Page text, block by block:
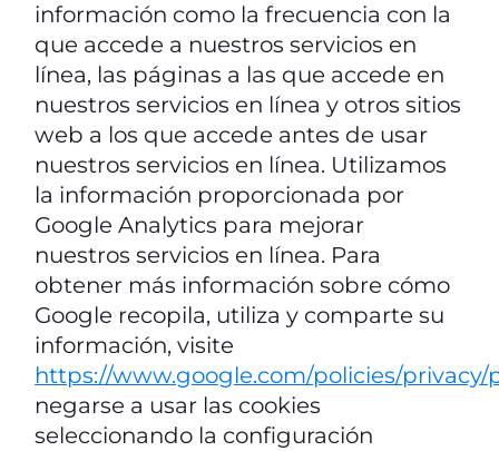
información como la frecuencia con la
que accede a nuestros servicios en
línea, las páginas a las que accede en
nuestros servicios en línea y otros sitios
web a los que accede antes de usar
nuestros servicios en línea. Utilizamos
la información proporcionada por
Google Analytics para mejorar
nuestros servicios en línea. Para
obtener más información sobre cómo
Google recopila, utiliza y comparte su
información, visite
https://www.google.com/policies/privacy/
negarse a usar las cookies
seleccionando la configuración